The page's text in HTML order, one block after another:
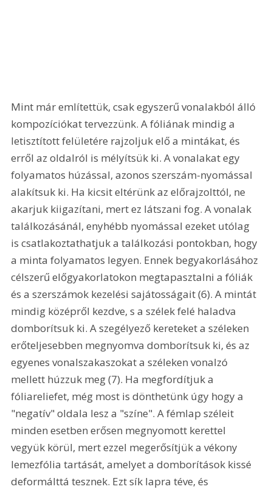
Mint már említettük, csak egyszerű vonalakból álló
kompozíciókat tervezzünk. A fóliának mindig a
letisztított felületére rajzoljuk elő a mintákat, és
erről az oldalról is mélyítsük ki. A vonalakat egy
folyamatos húzással, azonos szerszám-nyomással
alakítsuk ki. Ha kicsit eltérünk az előrajzolttól, ne
akarjuk kiigazítani, mert ez látszani fog. A vonalak
találkozásánál, enyhébb nyomással ezeket utólag
is csatlakoztathatjuk a találkozási pontokban, hogy
a minta folyamatos legyen. Ennek begyakorlásához
célszerű előgyakorlatokon megtapasztalni a fóliák
és a szerszámok kezelési sajátosságait (6). A mintát
mindig középről kezdve, s a szélek felé haladva
domborítsuk ki. A szegélyező kereteket a széleken
erőteljesebben megnyomva domborítsuk ki, és az
egyenes vonalszakaszokat a széleken vonalzó
mellett húzzuk meg (7). Ha megfordítjuk a
fóliareliefet, még most is dönthetünk úgy hogy a
"negatív" oldala lesz a "színe". A fémlap széleit
minden esetben erősen megnyomott kerettel
vegyük körül, mert ezzel megerősítjük a vékony
lemezfólia tartását, amelyet a domborítások kissé
deformálttá tesznek. Ezt sík lapra téve, és